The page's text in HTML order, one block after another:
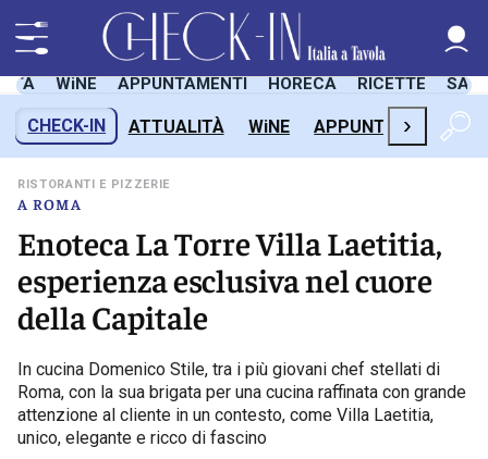
WiNE APPUNTAMENTI HORECA RICETTE
CHECK-IN ATTUALITÀ WiNE APPUNTAMENTI
›
A ROMA
RISTORANTI E PIZZERIE
Enoteca La Torre Villa Laetitia,
esperienza esclusiva nel cuore
della Capitale
In cucina Domenico Stile, tra i più giovani chef stellati di
Roma, con la sua brigata per una cucina raffinata con grande
attenzione al cliente in un contesto, come Villa Laetitia,
unico, elegante e ricco di fascino